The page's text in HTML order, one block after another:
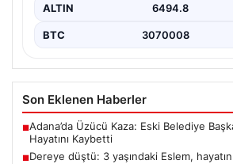
ALTIN 6494.8
BTC 3070008
Son Eklenen Haberler
■Adana’da Üzücü Kaza: Eski Belediye
Hayatını Kaybetti
■Dereye düştü: 3 yaşındaki Eslem,